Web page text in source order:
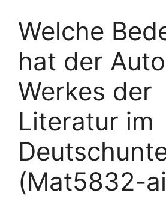
Welche
hat der
Werkes der
Literatur im
(Mat5832-